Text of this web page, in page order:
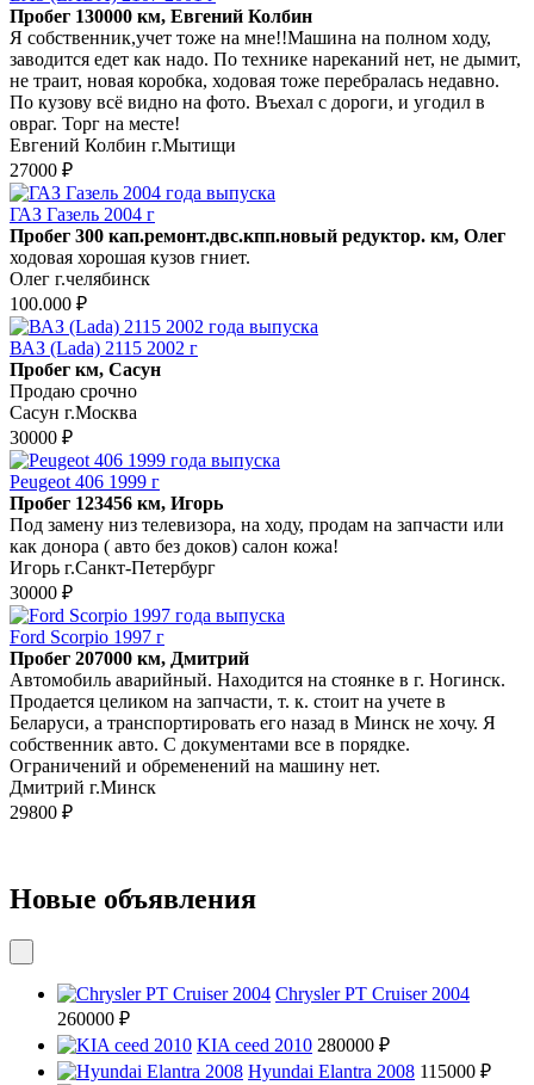
Пробег 130000 км, Евгений Колбин
Я собственник,учет тоже на мне!!Машина на полном ходу,
заводится едет как надо. По технике нареканий нет, не дымит,
не траит, новая коробка, ходовая тоже перебралась недавно.
По кузову всё видно на фото. Въехал с дороги, и угодил в
овраг. Торг на месте!
Евгений Колбин г.Мытищи
27000 ₽
ГАЗ Газель 2004 г
Пробег 300 кап.ремонт.двс.кпп.новый редуктор. км, Олег
ходовая хорошая кузов гниет.
Олег г.челябинск
100.000 ₽
ВАЗ (Lada) 2115 2002 г
Пробег км, Сасун
Продаю срочно
Сасун г.Москва
30000 ₽
Peugeot 406 1999 г
Пробег 123456 км, Игорь
Под замену низ телевизора, на ходу, продам на запчасти или
как донора ( авто без доков) салон кожа!
Игорь г.Санкт-Петербург
30000 ₽
Ford Scorpio 1997 г
Пробег 207000 км, Дмитрий
Автомобиль аварийный. Находится на стоянке в г. Ногинск.
Продается целиком на запчасти, т. к. стоит на учете в
Беларуси, а транспортировать его назад в Минск не хочу. Я
собственник авто. С документами все в порядке.
Ограничений и обременений на машину нет.
Дмитрий г.Минск
29800 ₽
Новые объявления
Chrysler PT Cruiser 2004
260000 ₽
KIA ceed 2010 280000 ₽
Hyundai Elantra 2008 115000 ₽